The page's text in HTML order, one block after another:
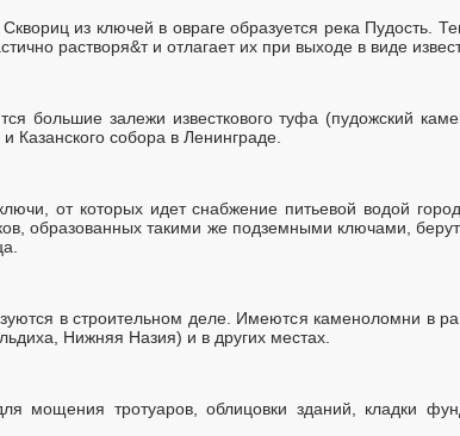
из ключей в овраге образуется река Пудость.
растворя&т и отлагает их при выходе в виде
большие залежи известкового туфа (пудожский
Казанского собора в Ленинграде.
от которых идет снабжение питьевой водой
образованных такими же подземными ключами,
в строительном деле. Имеются каменоломни в
Нижняя Назия) и в других местах.
мощения тротуаров, облицовки зданий, кладки